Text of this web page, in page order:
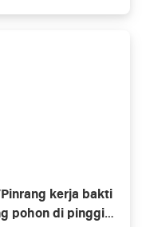
kerja bakti
pohon di pinggir